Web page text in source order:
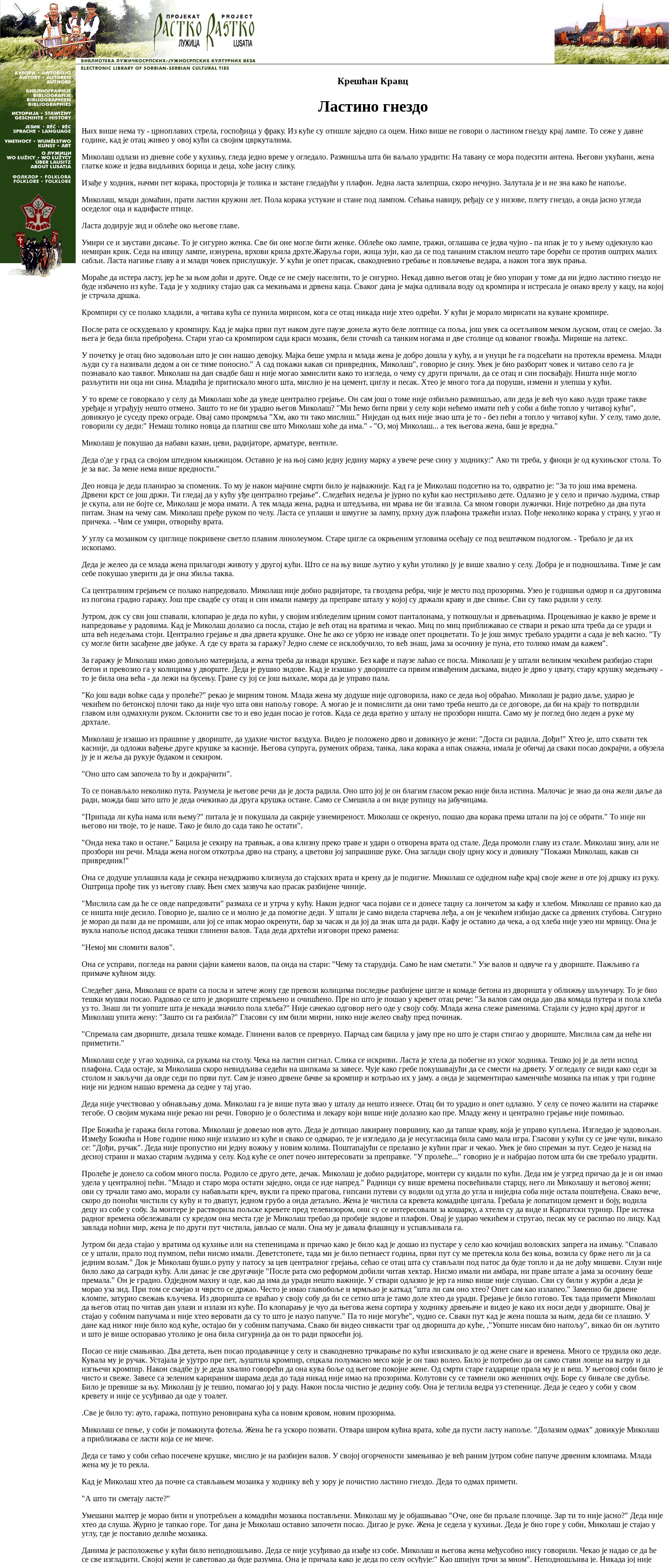
Крешћан Кравц
Ластино гнездо
Њих више нема ту - црноплавих стрела, госпођица у фраку. Из куће су отишле заједно са оцем. Нико више не говори о ластином гнезду крај лампе. То сеже у давне
године, кад је отац живео у овој кући са својим цвркуталима.
Миколаш одлази из дневне собе у кухињу, гледа једно време у огледало. Размишља шта би ваљало урадити: На тавану се мора подесити антена. Његови укућани, жена
глатке коже и једва видљивих борица и деца, хоће јасну слику.
Изађе у ходник, начми пет корака, просторија је толика и застане гледајући у плафон. Једна ласта залепрша, скоро нечујно. Залутала је и не зна како ће напоље.
Миколаш, млади домаћин, прати ластин кружни лет. Пола корака устукне и стане под лампом. Сећања навиру, ређају се у низове, плету гнездо, а онда јасно угледа
оседелог оца и кадифасте птице.
Ласта додирује зид и облеће око његове главе.
Умири се и заустави дисање. То је сигурно женка. Све би оне могле бити женке. Облеће око лампе, тражи, оглашава се једва чујно - па ипак је то у њему одјекнуло као
немиран крик. Седа на ивицу лампе, изнурена, врхови крила дрхте.Жаруља гори, жица зуји, као да се под тананим стаклом нешто таре борећи се против оштрих малих
сабљи. Ласта нагиње главу а и млади човек прислушкује. У кући је опет прасак, свакодневно гребање и повлачење ведара, а након тога звук прања.
Мораће да истера ласту, јер ће за њом доћи и друге. Овде се не смеју населити, то је сигурно. Некад давно његов отац је био упоран у томе да ни једно ластино гнездо не
буде избачено из куће. Тада је у ходнику стајао џак са мекињама и дрвена каца. Сваког дана је мајка одливала воду од кромпира и истресала је онако врелу у кацу, на којој
је стрчала дршка.
Кромпири су се полако хладили, а читава кућа се пунила мирисом, кога се отац никада није хтео одрећи. У кући је морало мирисати на куване кромпире.
После рата се оскудевало у кромпиру. Кад је мајка први пут наком дуге паузе донела жуто беле лоптице са поља, још увек са осетљивом меком љуском, отац се смејао. За
њега је беда била преброђена. Стари угао са кромпиром сада краси мозаик, бели сточић са танким ногама и две столице од кованог гвожђа. Мирише на латекс.
У почетку је отац био задовољан што је син нашао девојку. Мајка беше умрла и млада жена је добро дошла у кућу, а и унуци ће га подсећати на протекла времена. Млади
људи су га називали дедом а он се тиме поносио." А сад покажи какав си привредник, Миколаш", говорио је сину. Увек је био разборит човек и читаво село га је
познавало као таквог. Миколаш на дан свадбе баш и није могао замислити како то изгледа, о чему су други причали, да се отац и син посвађају. Ништа није могло
разљутити ни оца ни сина. Младића је притискало много шта, мислио је на цемент, циглу и песак. Хтео је много тога да поруши, измени и улепша у кући.
У то време се говоркало у селу да Миколаш хоће да уведе централно грејање. Он сам још о томе није озбиљно размишљао, али деда је већ чуо како људи траже такве
уређаје и уграђују нешто отмено. Зашто то не би урадио његов Миколаш? "Ми ћемо бити први у селу који нећемо имати пећ у соби а биће топло у читавој кући",
довикнуо је суседу преко ограде. Овај само промрмља "Хм, ако ти тако мислиш." Ниједан од њих није знао шта је то - без пећи а топло у читавој кући. У селу, тамо доле,
говорили су деди:" Немаш толико новца да платиш све што Миколаш хоће да има." - "О, мој Миколаш... а тек његова жена, баш је вредна."
Миколаш је покушао да набави казан, цеви, радијаторе, арматуре, вентиле.
Деда о'де у град са својом штедном књижицом. Оставио је на њој само једну једину марку а увече рече сину у ходнику:" Ако ти треба, у фиоци је од кухињског стола. То
је за вас. За мене нема више вредности."
Део новца је деда планирао за споменик. То му је након мајчине смрти било је најважније. Кад га је Миколаш подсетио на то, одвратио је: "За то још има времена.
Дрвени крст се још држи. Ти гледај да у кућу уђе централно грејање". Следећих недеља је јурио по кући као нестрпљиво дете. Одлазио је у село и причао људима, ствар
је скупа, али не бојте се, Миколаш је мора имати. А тек млада жена, радна и штедљива, ни мрава не би згазила. Са мном говори лужички. Није потребно да два пута
питам. Знам на чему сам. Миколаш пређе руком по челу. Ласта се уплаши и шмугне за лампу, прхну дуж плафона тражећи излаз. Пође неколико корака у страну, у угао и
причека. - Чим се умири, отворићу врата.
У углу са мозаиком су циглице покривене светло плавим линолеумом. Старе цигле са окрњеним угловима осећају се под вештачком подлогом. - Требало је да их
ископамо.
Деда је желео да се млада жена прилагоди животу у другој кући. Што се на њу више љутио у кући утолико ју је више хвалио у селу. Добра је и подношљива. Тиме је сам
себе покушао уверити да је она збиља таква.
Са централним грејањем се полако напредовало. Миколаш није добио радијаторе, та гвоздена ребра, чије је место под прозорима. Узео је годишњи одмор и са друговима
из погона градио гаражу. Још пре свадбе су отац и син имали намеру да преправе шталу у којој су држали краву и две свиње. Сви су тако радили у селу.
Јутром, док су сви још спавали, клопарао је деда по кући, у својим избледелим црним сомот панталонама, у поткошуљи и дрвењацима. Процењивао је какво је време и
напредовање у радовима. Кад је Миколаш долазио са посла, стајао је већ отац на вратима и чекао. Миц по миц приближавао се ствари и рекао шта треба да се уради и
шта већ недељама стоји. Централно грејање и два дрвета крушке. Оне ће ако се убрзо не изваде опет процветати. То је још зимус требало урадити а сада је већ касно. "Ту
су могле бити засађене две јабуке. А где су врата за гаражу? Једно слеме се исклобучило, то већ знаш, јама за осочину је пуна, ето толико имам да кажем".
За гаражу је Миколаш имао довољно материјала, а жена треба да извади крушке. Без кафе и паузе лаћао се посла. Миколаш је у штали великим чекићем разбијао стари
бетон и превозио га у колицима у дворште. Деда је рушио зидове. Кад је изашао у двориште са првим извађеним даскама, видео је дрво у цвату, стару крушку медењачу -
то је била она већа - да лежи на бусењу. Гране су јој се још њихале, мора да је управо пала.
"Ко још вади воћке сада у пролеће?" рекао је мирним тоном. Млада жена му додуше није одговорила, иако се деда њој обраћао. Миколаш је радио даље, ударао је
чекићем по бетонској плочи тако да није чуо шта ови напољу говоре. А могао је и помислити да они тамо треба нешто да се договоре, да би на крају то потврдили
главом или одмахнули руком. Склонити све то и ево један посао је готов. Када се деда вратио у шталу не прозбори ништа. Само му је поглед био леден а руке му
дрхтале.
Миколаш је изашао из прашине у двориште, да удахне чистог ваздуха. Видео је положено дрво и довикнуо је жени: "Доста си радила. Дођи!" Хтео је, што схвати тек
касније, да одложи вађење друге крушке за касније. Његова супруга, румених образа, танка, лака корака а ипак снажна, имала је обичај да сваки посао докрајчи, а обузела
ју је и жеља да рукује будаком и секиром.
"Оно што сам започела то ћу и докрајчити".
То се понављало неколико пута. Разумела је његове речи да је доста радила. Оно што јој је он благим гласом рекао није била истина. Малочас је знао да она жели даље да
ради, можда баш зато што је деда очекивао да друга крушка остане. Само се Смешила а он виде рупицу на јабучицама.
"Припада ли кућа нама или њему?" питала је и покушала да сакрије узнемиреност. Миколаш се окренуо, пошао два корака према штали па јој се обрати." То није ни
његово ни твоје, то је наше. Тако је било до сада тако ће остати".
"Онда нека тако и остане." Бацила је секиру на травњак, а ова клизну преко траве и удари о отворена врата од стале. Деда промоли главу из стале. Миколаш зину, али не
прозбори ни речи. Млада жена ногом откотрља дрво на страну, а цветови јој запрашише руке. Она заглади своју црну косу и довикну "Покажи Миколаш, какав си
привредник!"
Она се додуше уплашила када је секира незадрживо клизнула до стајских врата и крену да је подигне. Миколаш се одједном нађе крај своје жене и оте јој дршку из руку.
Оштрица прође тик уз његову главу. Њен смех зазвуча као прасак разбијене чиније.
"Мислила сам да ће се овде напредовати" размаха се и утрча у кућу. Након једног часа појави се и донесе тацну са лончетом за кафу и хлебом. Миколаш се правио као да
се ништа није десило. Говорио је, шалио се и молио је да помогне деди. У штали је само видела старчева леђа, а он је чекићем избијао даске са дрвених стубова. Сигурно
је морао да пази да не промаши, али јој се ипак морао окренути, бар за часак и да јој да знак шта да ради. Кафу је оставио да чека, а од хлеба није узео ни мрвицу. Она је
вукла напоље испод дасака тешки глинени валов. Тада деда дрхтећи изговори преко рамена:
"Немој ми сломити валов".
Она се усправи, погледа на равни сјајни камени валов, па онда на стари: "Чему та старудија. Само ће нам сметати." Узе валов и одвуче га у двориште. Пажљиво га
примаче кућном зиду.
Следећег дана, Миколаш се врати са посла и затече жону где превози колицима последње разбијене цигле и комаде бетона из дворишта у оближњу шљунчару. То је био
тешки мушки посао. Радовао се што је двориште спремљено и очишћено. Пре но што је пошао у кревет отац рече: "За валов сам онда дао два комада путера и пола хлеба
уз то. Знаш ли ти уопште шта је некада значило пола хлеба?" Није сачекао одговор него оде у своју собу. Млада жена слеже раменима. Стајали су једно крај другог и
Миколаш упита жену: "Зашто си га разбила?" Гласови су им били мирни, нико није желео свађу пред починак.
"Спремала сам двориште, дизала тешке комаде. Глинени валов се преврнуо. Парчад сам бацила у јаму пре но што је стари стигао у двориште. Мислила сам да неће ни
приметити."
Миколаш седе у угао ходника, са рукама на столу. Чека на ластин сигнал. Слика се искриви. Ласта је хтела да побегне из уског ходника. Тешко јој је да лети испод
плафона. Сада остаје, за Миколаша скоро невидљива седећи на шипкама за завесе. Чује како гребе покушавајући да се смести на дрвету. У огледалу се види како седи за
столом и закључи да овде седи по први пут. Сам је изнео дрвене бачве за кромпир и котрљао их у јаму. а онда је зацементирао каменчиће мозаика па ипак у три године
није ни једном нашао времена да седне у тај угао.
Деда није учествовао у обнављању дома. Миколаш га је више пута звао у шталу да нешто изнесе. Отац би то урадио и опет одлазио. У селу се почео жалити на старачке
тегобе. О својим мукама није рекао ни речи. Говорио је о болестима и лекару који више није долазио као пре. Младу жену и централно грејање није помињао.
Пре Божића је гаража била готова. Миколаш је довезао нов ауто. Деда је дотицао лакирану површину, као да тапше краву, која је управо купљена. Изгледао је задовољан.
Између Божића и Нове године нико није излазио из куће и свако се одмарао, те је изгледало да је несугласица била само мала игра. Гласови у кући су се јаче чули, викало
се: "Дођи, ручак". Деда није пропустио ни једну вожњу у новим колима. Поштапајући се прелазио је кућни праг и чекао. Увек је био спреман за пут. Седео је назад на
десној страни и махао старим људима у селу. Код куће се опет почео интересовати за преправке. "У пролеће..." говорио је и набрајао потом шта би све требало урадити.
Пролеће је донело са собом много посла. Родило се друго дете, дечак. Миколаш је добио радијаторе, монтери су кидали по кући. Деда им је узгред причао да је и он имао
удела у централној пећи. "Младо и старо мора остати заједно, онда се иде напред." Радници су више времена посвећивали старцу, него ли Миколашу и његовој жени;
ови су трчали тамо амо, морали су набављати креч, вукли га преко прагова, гипсани путеви су водили од угла до угла и ниједна соба није остала поштеђена. Свако вече,
скоро до поноћи чистили су кућу и то двапут, једном грубо а онда детаљно. Жена је чистила са кревета комадиће цигала. Гребала је лопатицом цемент и боју, водила
децу из собе у собу. За монтере је растворила пољске кревете пред телевизором, они су се интересовали за кошарку, а хтели су да виде и Карпатски турнир. Пре истека
радног времена обележавали су кредом она места где је Миколаш требао да пробије зидове и плафон. Овај је ударао чекићем и стругао, песак му се расипао по лицу. Кад
завлада ноћни мир, жена је по други пут чистила, јављао се мали. Она му је давала флашицу и успављивала га.
Јутром би деда стајао у вратима од кухиње или на степеницама и причао како је било кад је дошао из пустаре у село као кочијаш воловских запрега на имању. "Спавало
се у штали, прало под пумпом, пећи нисмо имали. Деветстопете, тада ми је било петнаест година, први пут су ме претекла кола без коња, возила су брже него ли ја са
једним волам." Док је Миколаш буши.о рупу у патосу за цев централног грејања, сећао се отац шта су стављали под патос да буде топло и да не дођу мишеви. Слузи није
било лако да сагради кућу. Али данас је све другачије "После рата смо реформом добили читав хектар. Нисмо имали ни амбара, ни праве штале а јама за осочину беше
премала." Он је градио. Одједном махну и оде, као да има да уради нешто важније. У ствари одлазио је јер га нико више није слушао. Сви су били у журби а деда је
морао уза зид. При том се смејао и чврсто се држао. Често је имао главобоље и мрмљао је каткад "шта ли сам оно хтео? Опет сам као излапео." Заменио би дрвене
кломпе, затурио свежањ кључева. Из дворишта се враћао у своју собу да би се сетио шта је тамо доле хтео да уради. Грејање је било готово. Тек тада примети Миколаш
да његов отац по читав дан улази и излази из куће. По клопарању је чуо да његова жена сортира у ходнику дрвењаче и видео је како их носи деди у двориште. Овај је
стајао у собним папучама и није хтео веровати да су то што је назуо папуче." Па то није могуће", чудио се. Сваки пут кад је жена пошла за њим, деда би се плашио. У
дане кад никог није било код куће, остајао би у собним папучама. Свако би видео сивкасти траг од дворишта до куће, ,"Уопште нисам био напољу", викао би он љутито
и што је више оспоравао утолико је она била сигурнија да он то ради пркосећи јој.
Посао се није смањивао. Два детета, њен посао продавачице у селу и свакодневно трчкарање по кући изискивало је од жене снаге и времена. Много се трудила око деде.
Кувала му је ручак. Устајала је ујутро пре пет, љуштила кромпир, сецкала полумасно месо које је он тако волео. Било је потребно да он само стави лонце на ватру и да
изгњечи кромпир. Након свадбе ју је деда хвалио говорећи да она кува боље од његове покојне жене. Од смрти старе газдарице прала му је и веш. У његовој соби било је
чисто и свеже. Завесе са зеленим карираним шарама деда до тада никад није имао на прозорима. Колутови су се тамнели око жениних очју. Боре су бивале све дубље.
Било је превише за њу. Миколаш ју је тешио, помагао јој у раду. Након посла чистио је дедину собу. Она је теглила ведра уз степенице. Деда је седео у соби у свом
кревету и није се усуђивао да оде у тоалет.
.Све је било ту: ауто, гаража, потпуно реновирана кућа са новим кровом, новим прозорима.
Миколаш се пење, у соби је помакнута фотеља. Жена ће га ускоро позвати. Отвара широм кућна врата, хоће да пусти ласту напоље. "Долазим одмах" довикује Миколаш
а приближава се ласти која се не миче.
Деда се тамо у соби сећао посечене крушке, мислио је на разбијен валов. У својој огорчености замењивао је већ раним јутром собне папуче дрвеним кломпама. Млада
жена му је то рекла.
Кад је Миколаш хтео да почне са стављањем мозаика у ходнику већ у зору је почистио ластино гнездо. Деда то одмах примети.
"А што ти сметају ласте?"
Умешани малтер је морао бити и употребљен а комадићи мозаика постављени. Миколаш му је објашњавао "Оче, оне би прљале плочице. Зар ти то није јасно?" Деда није
хтео да слуша. Журно је тапкао горе. Тог дана је Миколаш оставио започети посао. Дигао је руке. Жена је седела у кухињи. Деда је био горе у соби, Миколаш је стајао у
углу, где је поставио делиће мозаика.
Данима је расположење у кући било неподношљиво. Деда се није усуђивао да изађе из собе. Миколаш и његова жена међусобно нису говорили. Чекао је надао се да ће
се све изгладити. Својој жени је саветовао да буде разумна. Она је причала како је деда по селу осуђује:" Као шпијун трчи за мном". Неподношљива је. Никада јој није